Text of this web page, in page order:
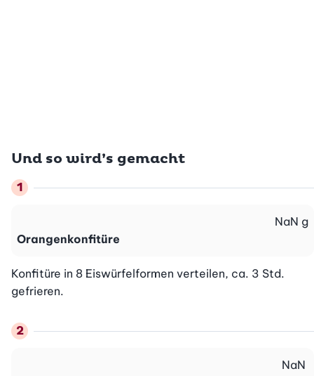
Und so wird’s gemacht
Orangenkonfitüre
NaN g
Konfitüre in 8 Eiswürfelformen verteilen, ca. 3 Std.
gefrieren.
NaN